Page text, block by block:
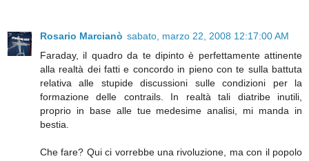
Rosario Marcianò sabato, marzo 22, 2008 12:17:00 AM
Faraday, il quadro da te dipinto è perfettamente attinente
alla realtà dei fatti e concordo in pieno con te sulla battuta
relativa alle stupide discussioni sulle condizioni per la
formazione delle contrails. In realtà tali diatribe inutili,
proprio in base alle tue medesime analisi, mi manda in
bestia.
Che fare? Qui ci vorrebbe una rivoluzione, ma con il popolo